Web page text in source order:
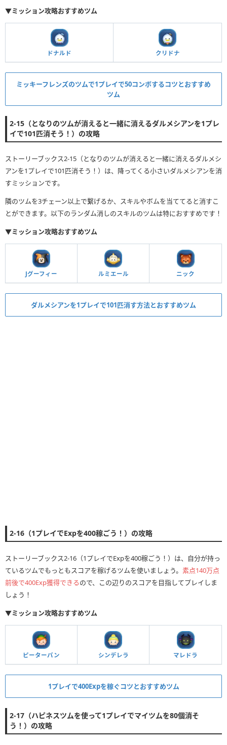
▼ミッション攻略おすすめツム
ドナルド クリドナ
ミッキーフレンズのツムで1プレイで50コンボするコツとおすすめ
ツム
2-15（となりのツムが消えると一緒に消えるダルメシアンを1プレ
イで101匹消そう！）の攻略
ストーリーブックス2-15（となりのツムが消えると一緒に消えるダルメシ
アンを1プレイで101匹消そう！）は、降ってくる小さいダルメシアンを消
すミッションです。
隣のツムを3チェーン以上で繋げるか、スキルやボムを当ててると消すこ
とができます。以下のランダム消しのスキルのツムは特におすすめです！
▼ミッション攻略おすすめツム
Jグーフィー ルミエール ニック
ダルメシアンを1プレイで101匹消す方法とおすすめツム
2-16（1プレイでExpを400稼ごう！）の攻略
ストーリーブックス2-16（1プレイでExpを400稼ごう！）は、自分が持っ
ているツムでもっともスコアを稼げるツムを使いましょう。 素点140万点
前後で400Exp獲得できるので、この辺りのスコアを目指してプレイしま
しょう！
▼ミッション攻略おすすめツム
ピーターパン シンデレラ マレドラ
1プレイで400Expを稼ぐコツとおすすめツム
2-17（ハピネスツムを使って1プレイでマイツムを80個消そ
う！）の攻略